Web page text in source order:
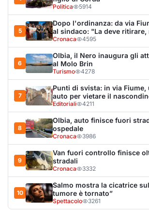
9
Van fuori controllo finisce
stradali
Cronaca 3332
10
Salmo mostra la cicatrice sul
tumore è tornato”
Spettacolo 3261